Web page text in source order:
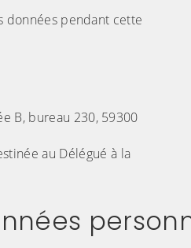
données pendant cette
B, bureau 230, 59300
au Délégué à la